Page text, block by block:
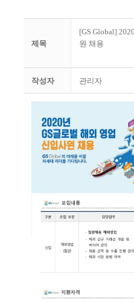
제목
[GS Global]
원 채용
작성자 관리자